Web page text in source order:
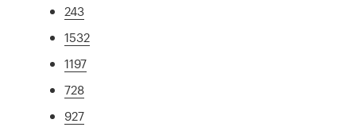
243
1532
1197
728
927